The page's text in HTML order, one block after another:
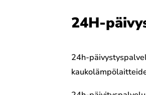
24H-
24h-